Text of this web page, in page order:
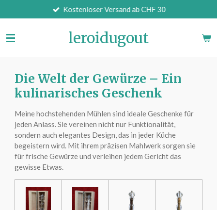
Hauptinhalt
Kostenloser Versand ab CHF 30
leroidugout
Die Welt der Gewürze – Ein
kulinarisches Geschenk
Meine hochstehenden Mühlen sind ideale Geschenke für
jeden Anlass. Sie vereinen nicht nur Funktionalität,
sondern auch elegantes Design, das in jeder Küche
begeistern wird. Mit ihrem präzisen Mahlwerk sorgen sie
für frische Gewürze und verleihen jedem Gericht das
gewisse Etwas.